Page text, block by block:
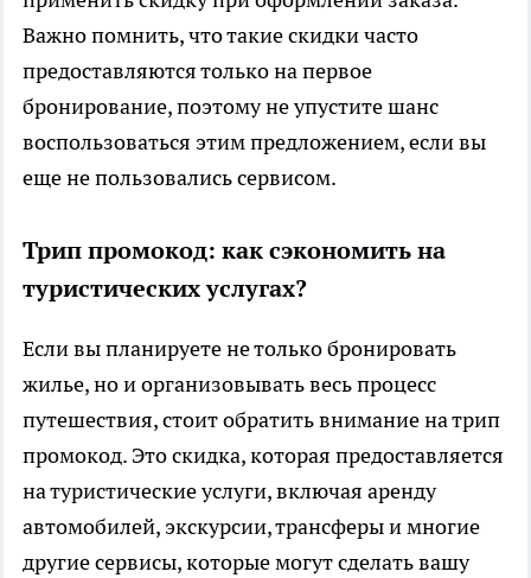
Важно помнить, что такие скидки часто
предоставляются только на первое
бронирование, поэтому не упустите шанс
воспользоваться этим предложением, если вы
еще не пользовались сервисом.
Трип промокод: как сэкономить на
туристических услугах?
Если вы планируете не только бронировать
жилье, но и организовывать весь процесс
путешествия, стоит обратить внимание натрип
промокод. Это скидка, которая предоставляется
на туристические услуги, включая аренду
автомобилей, экскурсии, трансферы и многие
другие сервисы, которые могут сделать вашу